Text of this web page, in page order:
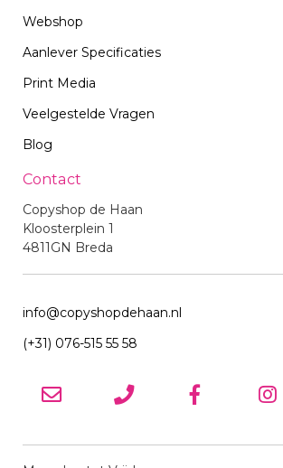
Webshop
Aanlever Specificaties
Print Media
Veelgestelde Vragen
Blog
Contact
Copyshop de Haan
Kloosterplein 1
4811GN Breda
info@copyshopdehaan.nl
(+31) 076-515 55 58